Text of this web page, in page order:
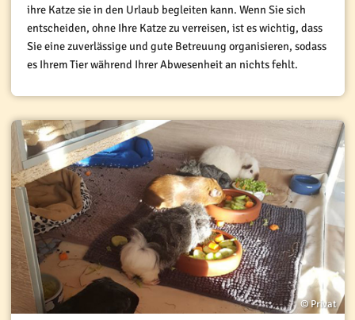
ihre Katze sie in den Urlaub begleiten kann. Wenn Sie sich
entscheiden, ohne Ihre Katze zu verreisen, ist es wichtig, dass
Sie eine zuverlässige und gute Betreuung organisieren, sodass
es Ihrem Tier während Ihrer Abwesenheit an nichts fehlt.
© Privat